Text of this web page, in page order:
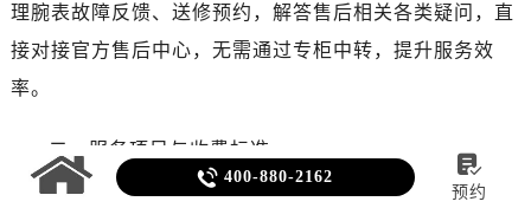
理腕表故障反馈、送修预约，解答售后相关各类疑问，直
接对接官方售后中心，无需通过专柜中转，提升服务效
率。
二、服务项目与收费标准
 400-880-2162 
预约